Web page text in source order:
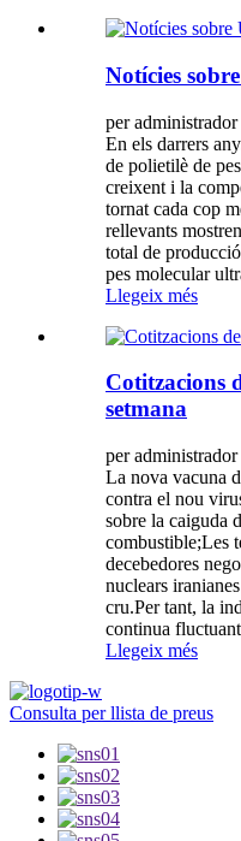
Notícies
per
En els darrers
de polietilè de
creixent i la
tornat cada cop
rellevants
total de
pes molecular
Llegeix més
Cotitzacions
setmana
per
La nova vacuna
contra el nou
sobre la caiguda
combustible;Les
decebedores
nuclears
cru.Per tant, la
continua
Llegeix més
Consulta per llista de preus